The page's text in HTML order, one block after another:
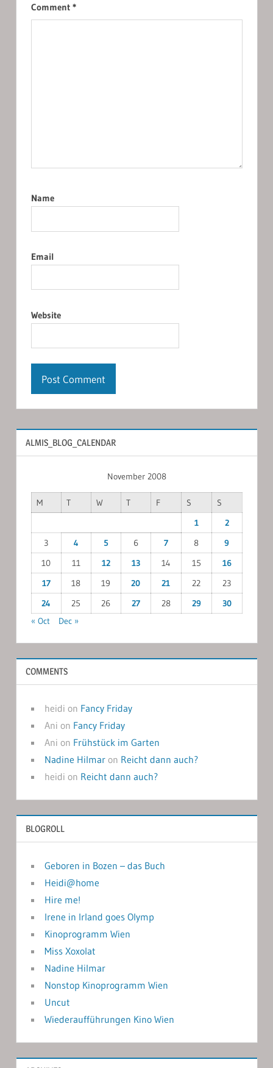
Comment *
Name
Email
Website
ALMIS_BLOG_CALENDAR
November 2008
M T W T F S
S
1
2
3
4 5 6 7 8
9
10
11 12 13 14 15
16
17
18 19 20 21 22
23
24
25 26 27 28 29
30
« Oct
Dec »
COMMENTS
heidi on Fancy Friday
Ani on Fancy Friday
Ani on Frühstück im Garten
Nadine Hilmaron Reicht dann auch?
heidi on Reicht dann auch?
BLOGROLL
Geboren in Bozen – das Buch
Heidi@home
Hire me!
Irene in Irland goes Olymp
Kinoprogramm Wien
Miss Xoxolat
Nadine Hilmar
Nonstop Kinoprogramm Wien
Uncut
Wiederaufführungen Kino Wien